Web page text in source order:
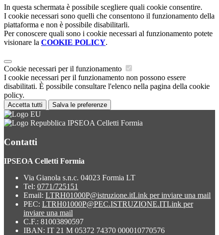
In questa schermata è possibile scegliere quali cookie consentire.
I cookie necessari sono quelli che consentono il funzionamento della
piattaforma e non è possibile disabilitarli.
Per conoscere quali sono i cookie necessari al funzionamento potete
visionare la COOKIE POLICY.
Cookie necessari per il funzionamento
I cookie necessari per il funzionamento non possono essere
disabilitati. È possibile consultare l'elenco nella pagina della cookie
policy.
Accetta tutti Salva le preferenze
IPSEOA Celletti Formia
Contatti
IPSEOA Celletti Formia
Via Gianola s.n.c. 04023 Formia LT
Tel: 0771/725151
Email: LTRH01000P@istruzione.itLink per inviare una mail
PEC: LTRH01000P@PEC.ISTRUZIONE.ITLink per
inviare una mail
C.F.: 81003890597
IBAN: IT 21 M 05372 74370 000010770576